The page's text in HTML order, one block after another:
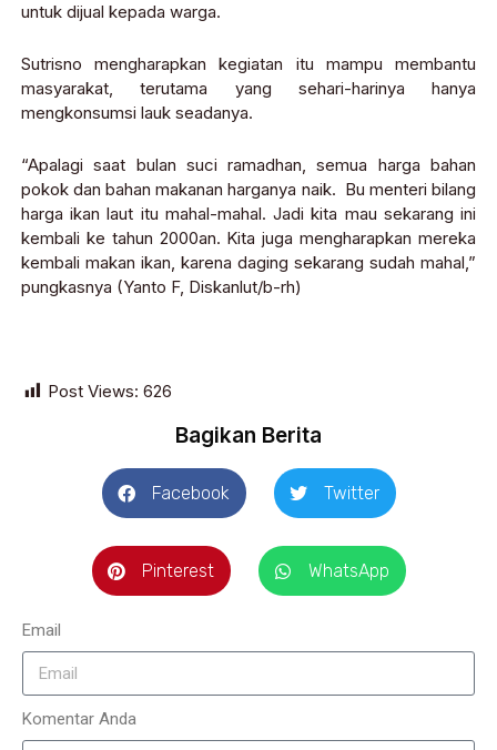
untuk dijual kepada warga.
Sutrisno mengharapkan kegiatan itu mampu membantu
masyarakat, terutama yang sehari-harinya hanya
mengkonsumsi lauk seadanya.
“Apalagi saat bulan suci ramadhan, semua harga bahan
pokok dan bahan makanan harganya naik. Bu menteri bilang
harga ikan laut itu mahal-mahal. Jadi kita mau sekarang ini
kembali ke tahun 2000an. Kita juga mengharapkan mereka
kembali makan ikan, karena daging sekarang sudah mahal,”
pungkasnya (Yanto F, Diskanlut/b-rh)
Post Views: 626
Bagikan Berita
Facebook Twitter
Pinterest WhatsApp
Email
Komentar Anda